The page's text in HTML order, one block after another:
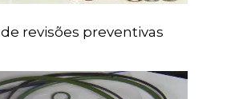
de revisões preventivas